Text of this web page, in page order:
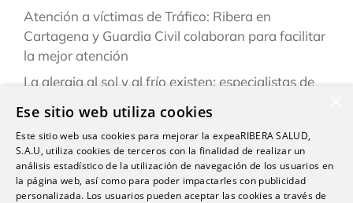
Atención a víctimas de Tráfico: Ribera en
Cartagena y Guardia Civil colaboran para facilitar
la mejor atención
La alergia al sol y al frío existen: especialistas de
este verano
“Una persona puede estar infestada y contagiar a
otras durante semanas antes de darse cuenta de
que tiene sarna”
Ese sitio web utiliza cookies
Este sitio web usa cookies para mejorar la expeaRIBERA SALUD,
S.A.U, utiliza cookies de terceros con la finalidad de realizar un
análisis estadístico de la utilización de navegación de los usuarios en
la página web, así como para poder impactarles con publicidad
personalizada. Los usuarios pueden aceptar las cookies a través de